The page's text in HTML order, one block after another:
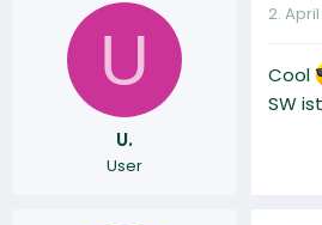
U
U.
User
2.
Cool
SW